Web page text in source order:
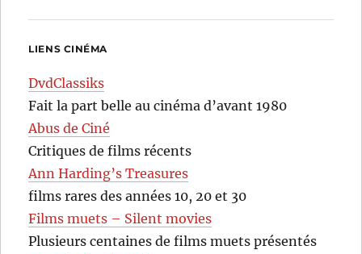
LIENS CINÉMA
DvdClassiks
Fait la part belle au cinéma d’avant 1980
Abus de Ciné
Critiques de films récents
Ann Harding’s Treasures
films rares des années 10, 20 et 30
Films muets – Silent movies
Plusieurs centaines de films muets présentés